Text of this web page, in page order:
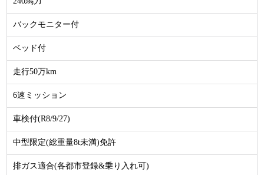
バックモニター付
ベッド付
走行50万km
6速ミッション
車検付(R8/9/27)
中型限定(総重量8t未満)免許
排ガス適合(各都市登録&乗り入れ可)